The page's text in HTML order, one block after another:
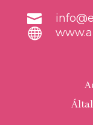

